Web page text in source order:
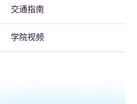
交通指南
学院视频